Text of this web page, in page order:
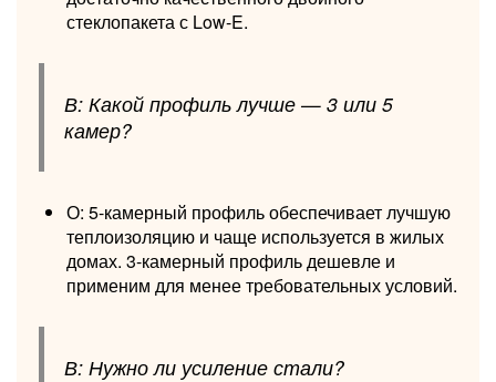
стеклопакета с Low-E.
В: Какой профиль лучше — 3 или 5
камер?
О: 5-камерный профиль обеспечивает лучшую
теплоизоляцию и чаще используется в жилых
домах. 3-камерный профиль дешевле и
применим для менее требовательных условий.
В: Нужно ли усиление стали?